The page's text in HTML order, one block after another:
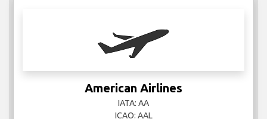
American Airlines
IATA: AA
ICAO: AAL